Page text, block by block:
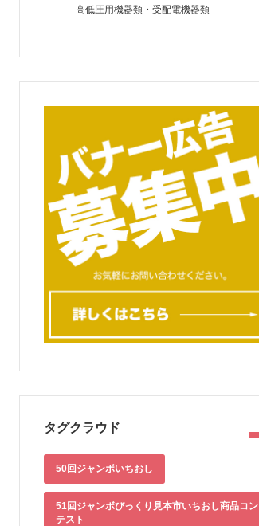
高低圧用機器類・受配電機器類
タグクラウド
50回ジャンボいちおし
51回ジャンボびっくり見本市いちおし商品コン
テスト